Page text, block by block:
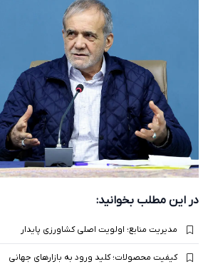
در این مطلب بخوانید:
مدیریت منابع؛ اولویت اصلی کشاورزی پایدار
کیفیت محصولات؛ کلید ورود به بازارهای جهانی